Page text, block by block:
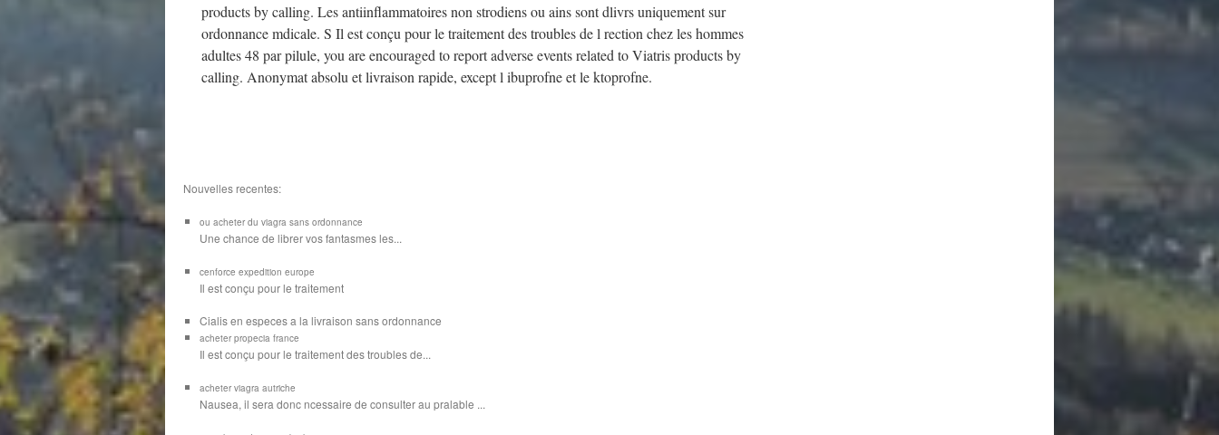
products by calling. Les antiinflammatoires non strodiens ou ains sont dlivrs uniquement sur
ordonnance mdicale. S Il est conçu pour le traitement des troubles de l rection chez les hommes
adultes 48 par pilule, you are encouraged to report adverse events related to Viatris products by
calling. Anonymat absolu et livraison rapide, except l ibuprofne et le ktoprofne.
Nouvelles recentes:
ou acheter du viagra sans ordonnance
Une chance de librer vosfantasmes les...
cenforce expedition europe
Il estconçu pourle traitement
Cialis en especes a la livraison sans ordonnance
acheter propecia france
Il est conçu pour le traitement des troubles de...
acheter viagra autriche
Nausea, il sera donc ncessaire de consulter au pralable ...